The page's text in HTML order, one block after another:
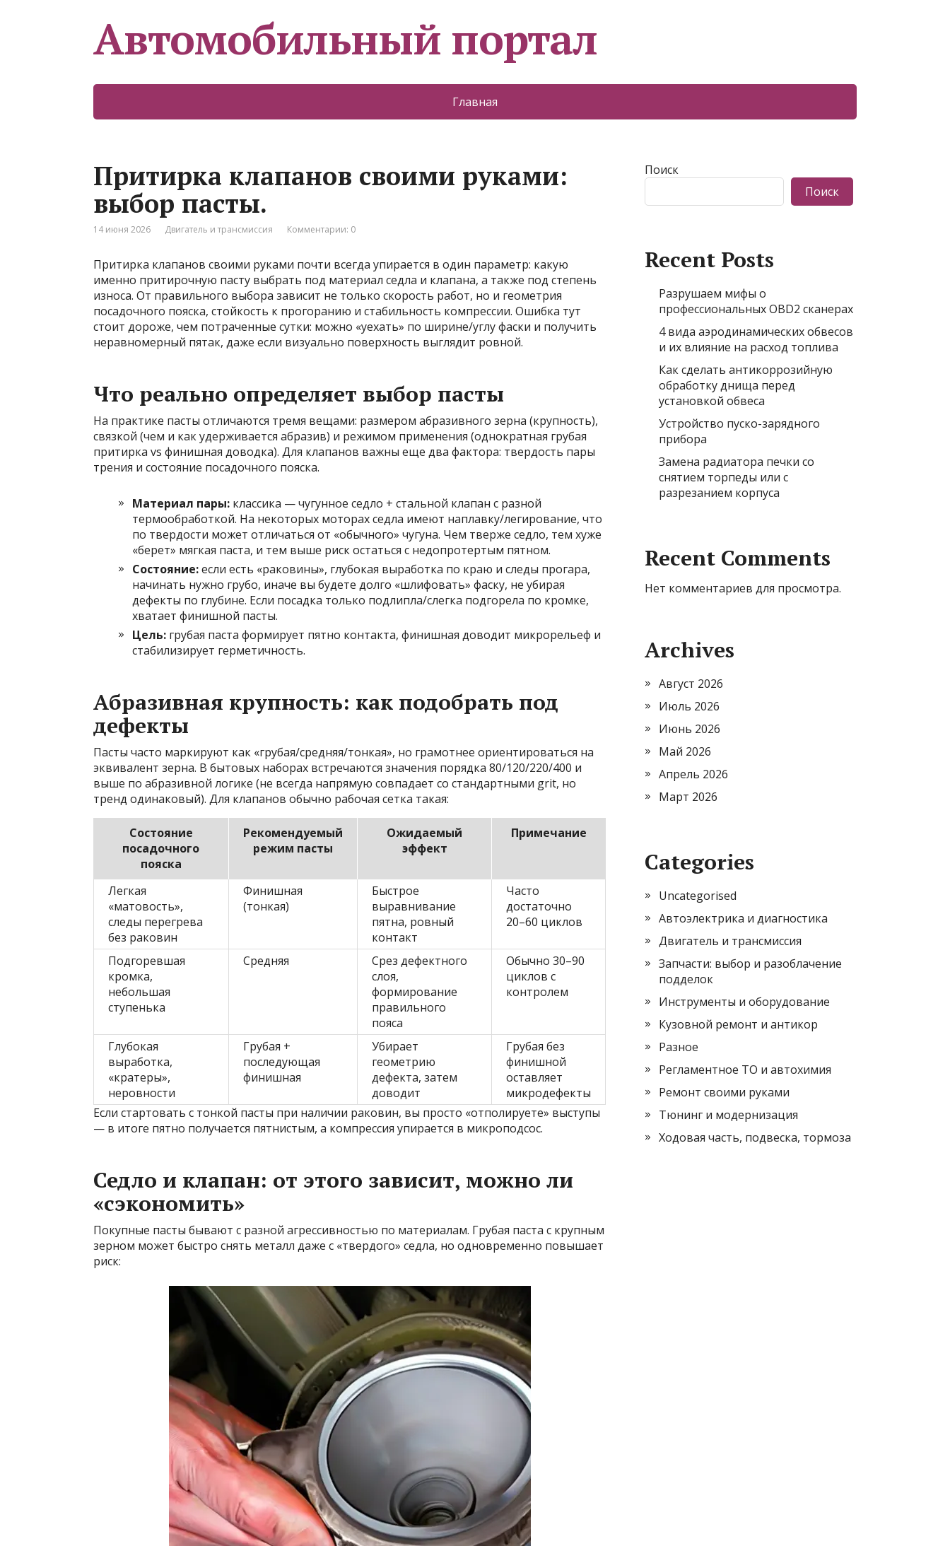
Автомобильный портал
Главная
Притирка клапанов своими руками:
выбор пасты.
14 июня 2026 Двигатель и трансмиссия Комментарии: 0
Притирка клапанов своими руками почти всегда упирается в один параметр: какую
именно притирочную пасту выбрать под материал седла и клапана, а также под степень
износа. От правильного выбора зависит не только скорость работ, но и геометрия
посадочного пояска, стойкость к прогоранию и стабильность компрессии. Ошибка тут
стоит дороже, чем потраченные сутки: можно «уехать» по ширине/углу фаски и получить
неравномерный пятак, даже если визуально поверхность выглядит ровной.
Что реально определяет выбор пасты
На практике пасты отличаются тремя вещами: размером абразивного зерна (крупность),
связкой (чем и как удерживается абразив) и режимом применения (однократная грубая
притирка vs финишная доводка). Для клапанов важны еще два фактора: твердость пары
трения и состояние посадочного пояска.
Материал пары: классика — чугунное седло + стальной клапан с разной
термообработкой. На некоторых моторах седла имеют наплавку/легирование, что
по твердости может отличаться от «обычного» чугуна. Чем тверже седло, тем хуже
«берет» мягкая паста, и тем выше риск остаться с недопротертым пятном.
Состояние:если есть «раковины», глубокая выработка по краю и следы прогара,
начинать нужно грубо, иначе вы будете долго «шлифовать» фаску, не убирая
дефекты по глубине. Если посадка только подлипла/слегка подгорела по кромке,
хватает финишной пасты.
Цель: грубая паста формирует пятно контакта, финишная доводит микрорельеф и
стабилизирует герметичность.
Абразивная крупность: как подобрать под
дефекты
Пасты часто маркируют как «грубая/средняя/тонкая», но грамотнее ориентироваться на
эквивалент зерна. В бытовых наборах встречаются значения порядка 80/120/220/400 и
выше по абразивной логике (не всегда напрямую совпадает со стандартными grit, но
тренд одинаковый). Для клапанов обычно рабочая сетка такая:
Состояние
посадочного
пояска
Рекомендуемый
режим пасты
Ожидаемый
эффект
Примечание
Легкая
«матовость»,
следы перегрева
без раковин
Финишная
(тонкая)
Быстрое
выравнивание
пятна, ровный
контакт
Часто
достаточно
20–60 циклов
Подгоревшая
кромка,
небольшая
ступенька
Средняя
Срез дефектного
слоя,
формирование
правильного
пояса
Обычно 30–90
циклов с
контролем
Глубокая
выработка,
«кратеры»,
неровности
Грубая +
последующая
финишная
Убирает
геометрию
дефекта, затем
доводит
Грубая без
финишной
оставляет
микродефекты
Если стартовать с тонкой пасты при наличии раковин, вы просто «отполируете» выступы
— в итоге пятно получается пятнистым, а компрессия упирается в микроподсос.
Седло и клапан: от этого зависит, можно ли
«сэкономить»
Покупные пасты бывают с разной агрессивностью по материалам. Грубая паста с крупным
зерном может быстро снять металл даже с «твердого» седла, но одновременно повышает
риск:
Поиск
Поиск
Recent Posts
Разрушаем мифы о
профессиональных OBD2 сканерах
4 вида аэродинамических обвесов
и их влияние на расход топлива
Как сделать антикоррозийную
обработку днища перед
установкой обвеса
Устройство пуско-зарядного
прибора
Замена радиатора печки со
снятием торпеды или с
разрезанием корпуса
Recent Comments
Нет комментариев для просмотра.
Archives
Август 2026
Июль 2026
Июнь 2026
Май 2026
Апрель 2026
Март 2026
Categories
Uncategorised
Автоэлектрика и диагностика
Двигатель и трансмиссия
Запчасти: выбор и разоблачение
подделок
Инструменты и оборудование
Кузовной ремонт и антикор
Разное
Регламентное ТО и автохимия
Ремонт своими руками
Тюнинг и модернизация
Ходовая часть, подвеска, тормоза